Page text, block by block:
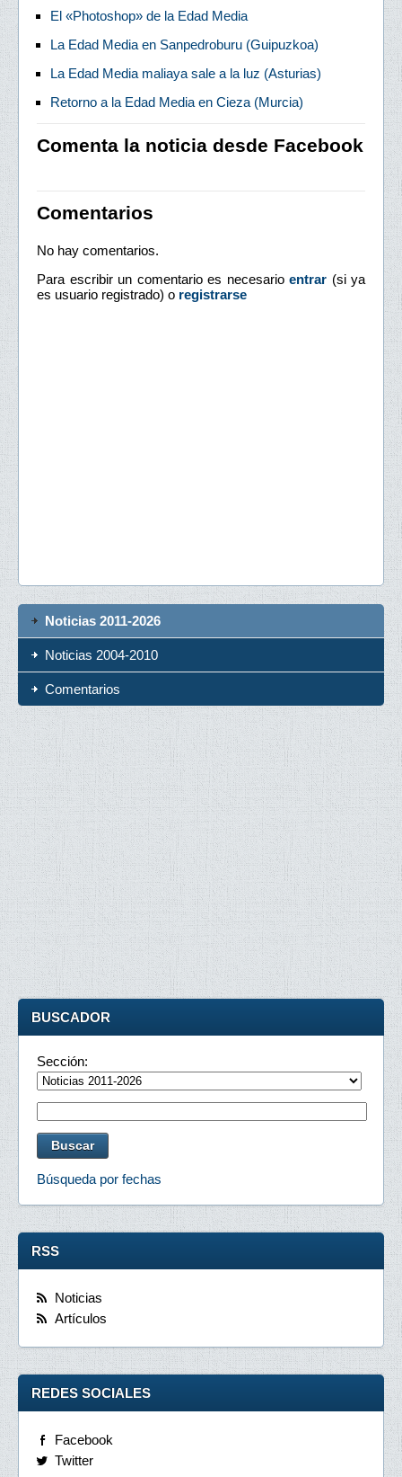
El «Photoshop» de la Edad Media
La Edad Media en Sanpedroburu (Guipuzkoa)
La Edad Media maliaya sale a la luz (Asturias)
Retorno a la Edad Media en Cieza (Murcia)
Comenta la noticia desde Facebook
Comentarios
No hay comentarios.
Para escribir un comentario es necesario entrar (si ya
es usuario registrado) o registrarse
Noticias 2011-2026
Noticias 2004-2010
Comentarios
BUSCADOR
Sección:
Búsqueda por fechas
RSS
Noticias
Artículos
REDES SOCIALES
Facebook
Twitter